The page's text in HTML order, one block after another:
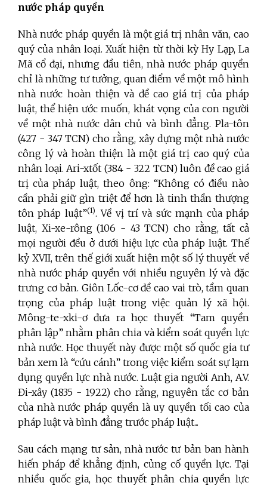
nước pháp quyền
Nhà nước pháp quyền là một giá trị nhân văn, cao
quý của nhân loại. Xuất hiện từ thời kỳ Hy Lạp, La
Mã cổ đại, nhưng đầu tiên, nhà nước pháp quyền
chỉ là những tư tưởng, quan điểm về một mô hình
nhà nước hoàn thiện và đề cao giá trị của pháp
luật, thể hiện ước muốn, khát vọng của con người
về một nhà nước dân chủ và bình đẳng. Pla-tôn
(427 - 347 TCN) cho rằng, xây dựng một nhà nước
công lý và hoàn thiện là một giá trị cao quý của
nhân loại. Ari-xtốt (384 - 322 TCN) luôn đề cao giá
trị của pháp luật, theo ông: “Không có điều nào
cần phải giữ gìn triệt để hơn là tinh thần thượng
tôn pháp luật”(1). Về vị trí và sức mạnh của pháp
luật, Xi-xe-rông (106 - 43 TCN) cho rằng, tất cả
mọi người đều ở dưới hiệu lực của pháp luật. Thế
kỷ XVII, trên thế giới xuất hiện một số lý thuyết về
nhà nước pháp quyền với nhiều nguyên lý và đặc
trưng cơ bản. Giôn Lốc-cơ đề cao vai trò, tầm quan
trọng của pháp luật trong việc quản lý xã hội.
Mông-te-xki-ơ đưa ra học thuyết “Tam quyền
phân lập” nhằm phân chia và kiểm soát quyền lực
nhà nước. Học thuyết này được một số quốc gia tư
bản xem là “cứu cánh” trong việc kiểm soát sự lạm
dụng quyền lực nhà nước. Luật gia người Anh, A.V.
Đi-xây (1835 - 1922) cho rằng, nguyên tắc cơ bản
của nhà nước pháp quyền là uy quyền tối cao của
pháp luật và bình đẳng trước pháp luật...
Sau cách mạng tư sản, nhà nước tư bản ban hành
hiến pháp để khẳng định, củng cố quyền lực. Tại
nhiều quốc gia, học thuyết phân chia quyền lực